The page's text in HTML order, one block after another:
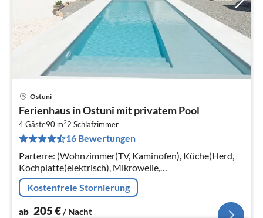
Ostuni
Ferienhaus in Ostuni mit privatem Pool
4 Gäste90 m22 Schlafzimmer
16 Bewertungen
Parterre: (Wohnzimmer(TV, Kaminofen), Küche(Herd,
Kochplatte(elektrisch), Mikrowelle,
Kühl-/Gefrierkombination), Schlafzimmer(Doppelbett),
Schlafzimmer(Doppelbett)
Kostenfreie Stornierung
ab 205€/ Nacht